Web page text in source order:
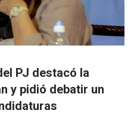
PJ destacó la
y pidió debatir un